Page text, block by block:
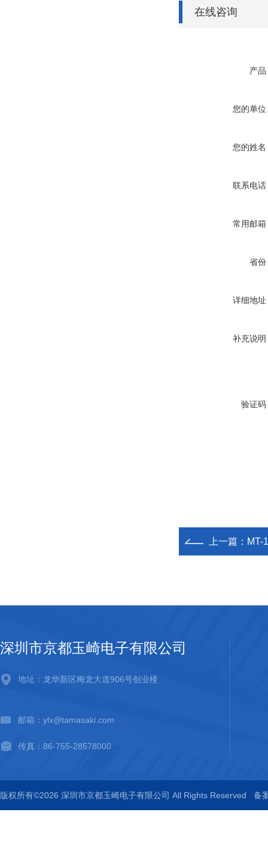
在线咨询
产品
您的单位
您的姓名
联系电话
常用邮箱
省份
详细地址
补充说明
验证码
上一篇： MT-
深圳市京都玉崎电子有限公司
地址：龙华新区梅龙大道906号创业楼
邮箱：ylx@tamasaki.com
传真：86-755-28578000
版权所有©2026 深圳市京都玉崎电子有限公司 All Rights Reserved 备